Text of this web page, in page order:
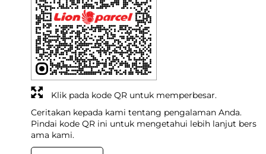
Ceritakan kepada kami tentang pengalaman Anda.
Pindai kode QR ini untuk mengetahui lebih lanjut bers
ama kami.
Klik pada kode QR untuk memperbesar.